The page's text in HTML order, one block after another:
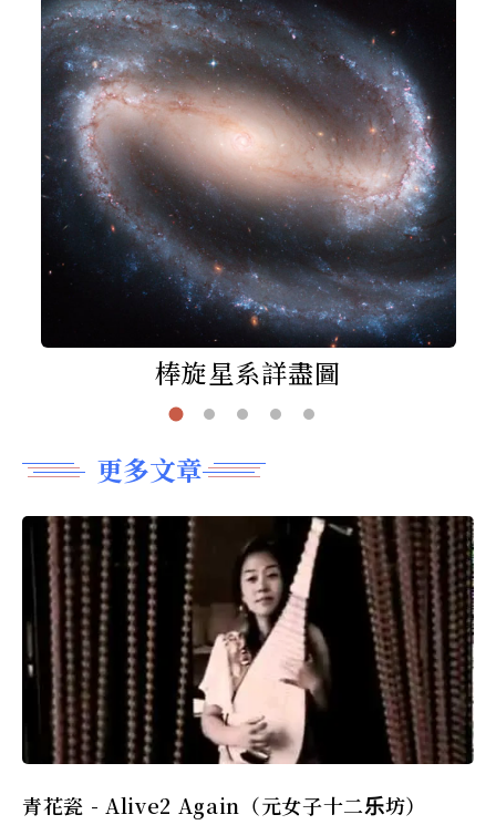
棒旋星系詳盡圖
更多文章
青花瓷 - Alive2 Again（元女子十二乐坊）